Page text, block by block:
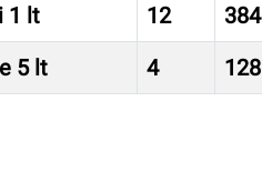
1 lt 12
384
5 lt 4 128